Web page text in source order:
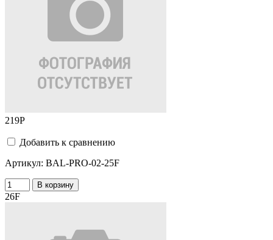
219Р
Добавить к сравнению
Артикул: BAL-PRO-02-25F
В корзину
26F